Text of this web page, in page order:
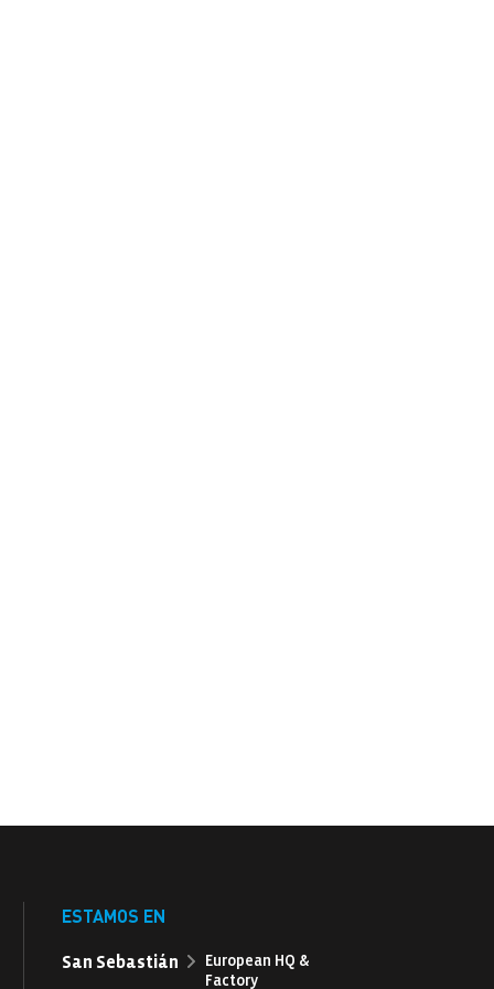
ESTAMOS EN
San Sebastián
European HQ &
Factory